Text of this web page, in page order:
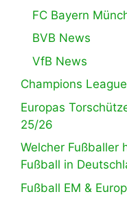
FC Bayern
BVB News
VfB News
Champions
Europas
25/26
Welcher Fußballer
Fußball in
Fußball EM &